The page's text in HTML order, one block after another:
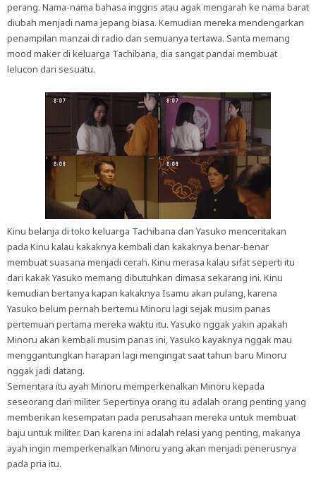
perang. Nama-nama bahasa inggris atau agak mengarah ke nama barat
diubah menjadi nama jepang biasa. Kemudian mereka mendengarkan
penampilan manzai di radio dan semuanya tertawa. Santa memang
mood maker di keluarga Tachibana, dia sangat pandai membuat
lelucon dari sesuatu.
Kinu belanja di toko keluarga Tachibana dan Yasuko menceritakan
pada Kinu kalau kakaknya kembali dan kakaknya benar-benar
membuat suasana menjadi cerah. Kinu merasa kalau sifat seperti itu
dari kakak Yasuko memang dibutuhkan dimasa sekarang ini. Kinu
kemudian bertanya kapan kakaknya Isamu akan pulang, karena
Yasuko belum pernah bertemu Minoru lagi sejak musim panas
pertemuan pertama mereka waktu itu. Yasuko nggak yakin apakah
Minoru akan kembali musim panas ini, Yasuko kayaknya nggak mau
menggantungkan harapan lagi mengingat saat tahun baru Minoru
nggak jadi datang.
Sementara itu ayah Minoru memperkenalkan Minoru kepada
seseorang dari militer. Sepertinya orang itu adalah orang penting yang
memberikan kesempatan pada perusahaan mereka untuk membuat
baju untuk militer. Dan karena ini adalah relasi yang penting, makanya
ayah ingin memperkenalkan Minoru yang akan menjadi penerusnya
pada pria itu.